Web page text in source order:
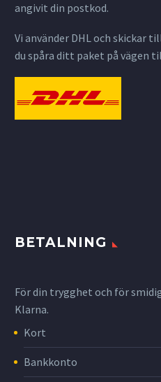
angivit din postkod.
Vi använder DHL och skickar
du spåra ditt paket på vägen
BETALNING
För din trygghet och för
Klarna.
Kort
Bankkonto